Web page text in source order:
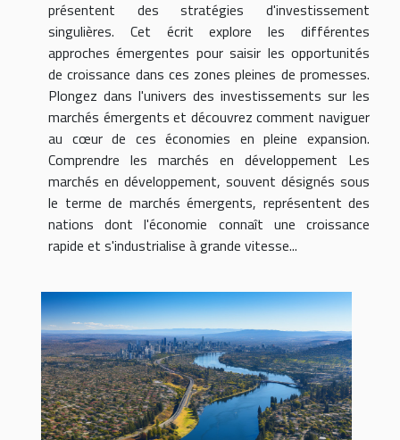
présentent des stratégies d'investissement
singulières. Cet écrit explore les différentes
approches émergentes pour saisir les opportunités
de croissance dans ces zones pleines de promesses.
Plongez dans l'univers des investissements sur les
marchés émergents et découvrez comment naviguer
au cœur de ces économies en pleine expansion.
Comprendre les marchés en développement Les
marchés en développement, souvent désignés sous
le terme de marchés émergents, représentent des
nations dont l'économie connaît une croissance
rapide et s'industrialise à grande vitesse...